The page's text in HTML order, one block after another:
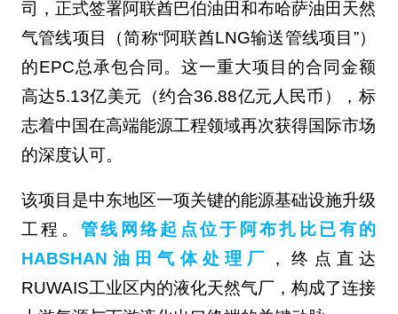
司，正式签署阿联酋巴伯油田和布哈萨油田天然
气管线项目（简称“阿联酋LNG输送管线项目”）
的EPC总承包合同。这一重大项目的合同金额
高达5.13亿美元（约合36.88亿元人民币），标
志着中国在高端能源工程领域再次获得国际市场
的深度认可。
该项目是中东地区一项关键的能源基础设施升级
工程。 管线网络起点位于阿布扎比已有的
HABSHAN油田气体处理厂
，终点直达
RUWAIS工业区内的液化天然气厂，构成了连接